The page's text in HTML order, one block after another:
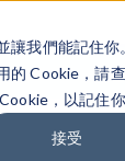
讓我們能記住
Cookie，請
，以記住你
接受